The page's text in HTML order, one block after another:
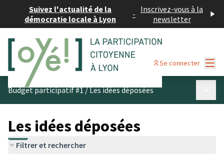
Suivez l'actualité de la
démocratie locale à Lyon
- Inscrivez-vous à la
newsletter
Se connecter
Budget participatif #1/Les idées déposées
Les idées déposées
Filtrer et rechercher